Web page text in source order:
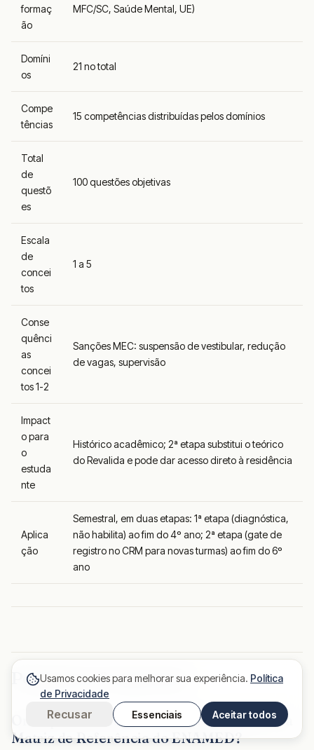
formaç
ão
MFC/SC, Saúde Mental, UE)
Domíni
os
21 no total
Compe
tências
15 competências distribuídas pelos domínios
Total
de
questõ
es
100 questões objetivas
Escala
de
concei
tos
1 a 5
Conse
quênci
as
concei
tos 1-2
Sanções MEC: suspensão de vestibular, redução
de vagas, supervisão
Impact
o para
o
estuda
nte
Histórico acadêmico; 2ª etapa substitui o teórico
do Revalida e pode dar acesso direto à residência
Aplica
ção
Semestral, em duas etapas: 1ª etapa (diagnóstica,
não habilita) ao fim do 4º ano; 2ª etapa (gate de
registro no CRM para novas turmas) ao fim do 6º
ano
Perguntas frequentes
Onde posso acessar o documento oficial da
Matriz de Referência do ENAMED?
Usamos cookies para melhorar sua experiência. Política
de Privacidade
Recusar Essenciais Aceitar todos